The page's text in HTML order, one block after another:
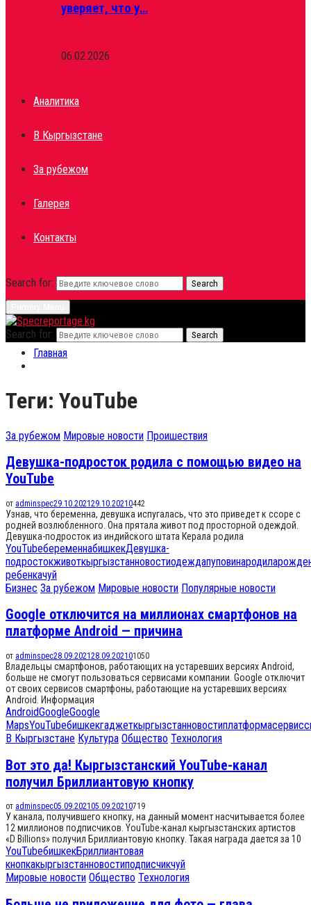
уверяет, что у…
06.02.2026
Аналитика
В Кыргызстане
За рубежом
Галерея
Контакты
Search for: Search
Search for: Search
Главная
Теги: YouTube
За рубежом Мировые новости Проишествия
Девушка-подросток родила с помощью видео на
YouTube
от adminspec29.10.202129.10.20210442
Узнав, что беременна, девушка испугалась, что это приведет к ссоре с
родней возлюбленного. Она прятала живот под просторной одеждой.
Девушка-подросток из индийского штата Керала родила
YouTubeбеременнабишкекДевушка-
подростокживоткыргызстанновостиодеждапуповинародила
ребенкачуй
Бизнес За рубежом Мировые новости Популярные новости
Google отключится на миллионах смартфонов на
платформе Android — причина
от adminspec28.09.202128.09.202101050
Владельцы смартфонов, работающих на устаревших версиях Android,
больше не смогут пользоваться сервисами компании. Google отключит
от своих сервисов смартфоны, работающие на устаревших версиях
Android. Информация
AndroidGoogleGoogle
MapsYouTubeбишкекгаджеткыргызстанновостиплатформасервис
В Кыргызстане Культура Общество Технология
Вот это да! Кыргызстанский YouTube-канал
получил Бриллиантовую кнопку
от adminspec05.09.202105.09.20210719
У канала, получившего кнопку, на данный момент насчитывается более
12 миллионов подписчиков. YouTube-канал кыргызстанских артистов
«D Billions» получил Бриллиантовую кнопку. Такая награда дается за 10
YouTubeбишкекБриллиантовая
кнопкакыргызстанновостиподписчикчуй
Мировые новости Общество Технология